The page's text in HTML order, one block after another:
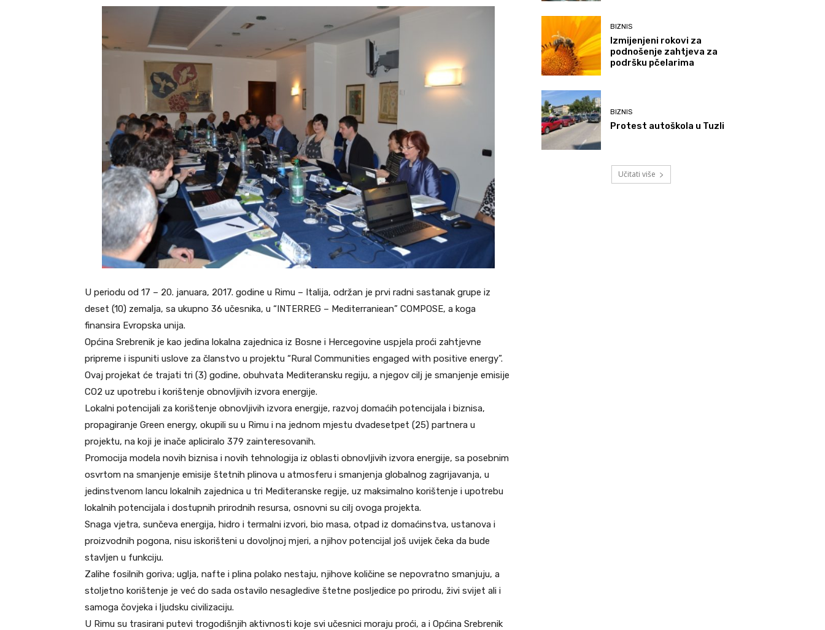
U periodu od 17 – 20. januara, 2017. godine u Rimu – Italija, održan je prvi radni sastanak grupe iz
deset (10) zemalja, sa ukupno 36 učesnika, u “INTERREG – Mediterraniean” COMPOSE, a koga
finansira Evropska unija.
Općina Srebrenik je kao jedina lokalna zajednica iz Bosne i Hercegovine uspjela proći zahtjevne
pripreme i ispuniti uslove za članstvo u projektu “Rural Communities engaged with positive energy”.
Ovaj projekat će trajati tri (3) godine, obuhvata Mediteransku regiju, a njegov cilj je smanjenje emisije
CO2 uz upotrebu i korištenje obnovljivih izvora energije.
Lokalni potencijali za korištenje obnovljivih izvora energije, razvoj domaćih potencijala i biznisa,
propagiranje Green energy, okupili su u Rimu i na jednom mjestu dvadesetpet (25) partnera u
projektu, na koji je inače apliciralo 379 zainteresovanih.
Promocija modela novih biznisa i novih tehnologija iz oblasti obnovljivih izvora energije, sa posebnim
osvrtom na smanjenje emisije štetnih plinova u atmosferu i smanjenja globalnog zagrijavanja, u
jedinstvenom lancu lokalnih zajednica u tri Mediteranske regije, uz maksimalno korištenje i upotrebu
lokalnih potencijala i dostupnih prirodnih resursa, osnovni su cilj ovoga projekta.
Snaga vjetra, sunčeva energija, hidro i termalni izvori, bio masa, otpad iz domaćinstva, ustanova i
proizvodnih pogona, nisu iskorišteni u dovoljnoj mjeri, a njihov potencijal još uvijek čeka da bude
stavljen u funkciju.
Zalihe fosilnih goriva; uglja, nafte i plina polako nestaju, njihove količine se nepovratno smanjuju, a
stoljetno korištenje je već do sada ostavilo nesagledive štetne posljedice po prirodu, živi svijet ali i
samoga čovjeka i ljudsku civilizaciju.
U Rimu su trasirani putevi trogodišnjih aktivnosti koje svi učesnici moraju proći, a i Općina Srebrenik
BIZNIS
Izmijenjeni rokovi za
podnošenje zahtjeva za
podršku pčelarima
BIZNIS
Protest autoškola u Tuzli
Učitati više